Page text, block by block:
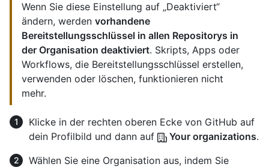
Wenn Sie diese Einstellung auf „Deaktiviert“
ändern, werden vorhandene
Bereitstellungsschlüssel in allen Repositorys in
der Organisation deaktiviert. Skripts, Apps oder
Workflows, die Bereitstellungsschlüssel erstellen,
verwenden oder löschen, funktionieren nicht
mehr.
Klicke in der rechten oberen Ecke von GitHub auf
dein Profilbild und dann auf
Your organizations.
Wählen Sie eine Organisation aus, indem Sie